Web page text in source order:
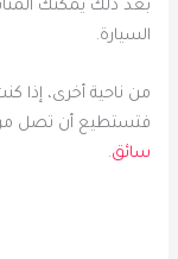
بعد ذلك يمكنك
السيارة.
من ناحية أخرى، إذا
فتستطيع أن تصل من
سائق.